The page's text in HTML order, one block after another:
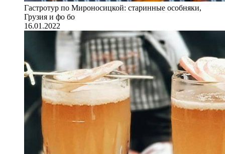
Гастротур по Мироносицкой: старинные особняки,
Грузия и фо бо
16.01.2022